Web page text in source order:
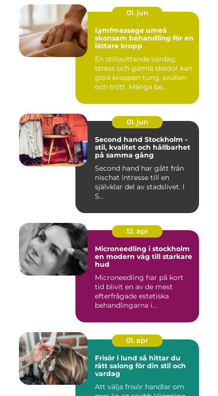
01. jun
Lymfmassage umeå
skonsam behandling för en
lättare kropp
En stillasittande vardag,
stress och gamla skador kan
göra kroppen tung, svullen
och trött. Många be...
01. jun
Second hand Stockholm -
stil, kvalitet och hållbarhet
på samma gång
Second hand har gått från
nischat intresse till en
självklar del av stadslivet. I
S...
12. apr
Microneedling i stockholm
en modern väg till starkare
hud
Microneedling har på kort
tid blivit en av de mest
efterfrågade estetiska
behandlingarna i
01. apr
Frisör i lund så hittar du
rätt salong för din stil och
vardag
Att välja frisör handlar om